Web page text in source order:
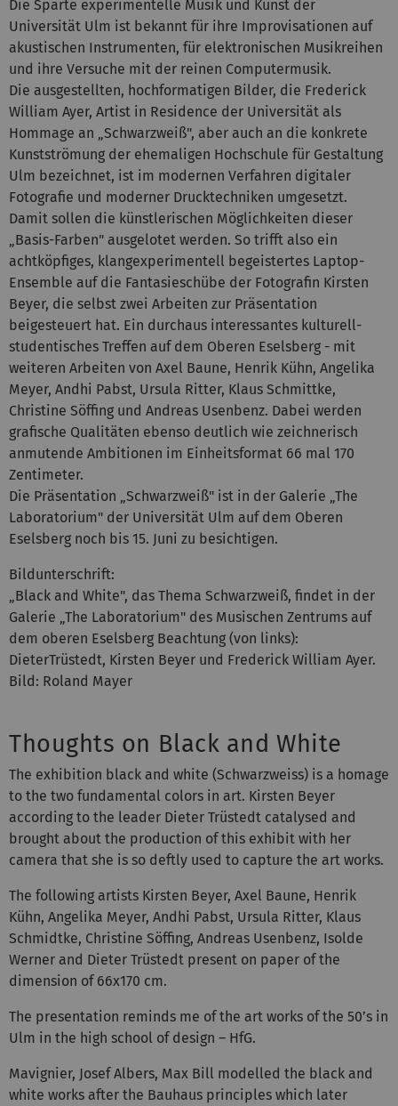
Die Sparte experimentelle Musik und Kunst der
Universität Ulm ist bekannt für ihre Improvisationen auf
akustischen Instrumenten, für elektronischen Musikreihen
und ihre Versuche mit der reinen Computermusik.
Die ausgestellten, hochformatigen Bilder, die Frederick
William Ayer, Artist in Residence der Universität als
Hommage an „Schwarzweiß", aber auch an die konkrete
Kunstströmung der ehemaligen Hochschule für Gestaltung
Ulm bezeichnet, ist im modernen Verfahren digitaler
Fotografie und moderner Drucktechniken umgesetzt.
Damit sollen die künstlerischen Möglichkeiten dieser
„Basis-Farben" ausgelotet werden. So trifft also ein
achtköpfiges, klangexperimentell begeistertes Laptop-
Ensemble auf die Fantasieschübe der Fotografin Kirsten
Beyer, die selbst zwei Arbeiten zur Präsentation
beigesteuert hat. Ein durchaus interessantes kulturell-
studentisches Treffen auf dem Oberen Eselsberg - mit
weiteren Arbeiten von Axel Baune, Henrik Kühn, Angelika
Meyer, Andhi Pabst, Ursula Ritter, Klaus Schmittke,
Christine Söffing und Andreas Usenbenz. Dabei werden
grafische Qualitäten ebenso deutlich wie zeichnerisch
anmutende Ambitionen im Einheitsformat 66 mal 170
Zentimeter.
Die Präsentation „Schwarzweiß" ist in der Galerie „The
Laboratorium" der Universität Ulm auf dem Oberen
Eselsberg noch bis 15. Juni zu besichtigen.
Bildunterschrift:
„Black and White", das Thema Schwarzweiß, findet in der
Galerie „The Laboratorium" des Musischen Zentrums auf
dem oberen Eselsberg Beachtung (von links):
DieterTrüstedt, Kirsten Beyer und Frederick William Ayer.
Bild: Roland Mayer
Thoughts on Black and White
The exhibition black and white (Schwarzweiss) is a homage
to the two fundamental colors in art. Kirsten Beyer
according to the leader Dieter Trüstedt catalysed and
brought about the production of this exhibit with her
camera that she is so deftly used to capture the art works.
The following artists Kirsten Beyer, Axel Baune, Henrik
Kühn, Angelika Meyer, Andhi Pabst, Ursula Ritter, Klaus
Schmidtke, Christine Söffing, Andreas Usenbenz, Isolde
Werner and Dieter Trüstedt present on paper of the
dimension of 66x170 cm.
The presentation reminds me of the art works of the 50’s in
Ulm in the high school of design – HfG.
Mavignier, Josef Albers, Max Bill modelled the black and
white works after the Bauhaus principles which later